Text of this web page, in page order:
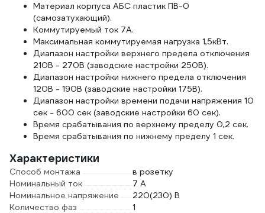
Материал корпуса АБС пластик ПВ-0
(самозатухающий).
Коммутируемый ток 7А.
Максимальная коммутируемая нагрузка 1,5кВт.
Диапазон настройки верхнего предела отключения
210В - 270В (заводские настройки 250В).
Диапазон настройки нижнего предела отключения
120В - 190В (заводские настройки 175В).
Диапазон настройки времени подачи напряжения 10
сек - 600 сек (заводские настройки 60 сек).
Время срабатывания по верхнему пределу 0,2 сек.
Время срабатывания по нижнему пределу 1 сек.
Характеристики
Способ монтажа
в розетку
Номинальный ток
7 А
Номинальное напряжение
220(230) В
Количество фаз
1